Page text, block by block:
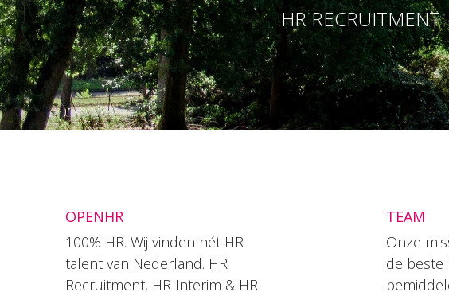
HR
OPENHR
100% HR. Wij vinden hét HR
talent van Nederland. HR
Recruitment, HR Interim & HR
TEAM
Onze
de beste